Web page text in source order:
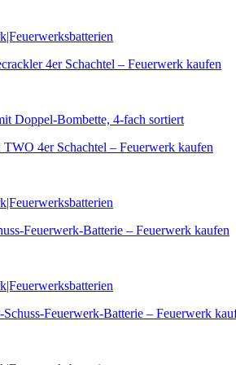
4er Schachtel – Feuerwerk kaufen
Doppel-Bombette, 4-fach sortiert
4er Schachtel – Feuerwerk kaufen
Feuerwerk-Batterie – Feuerwerk kaufen
Feuerwerk-Batterie – Feuerwerk